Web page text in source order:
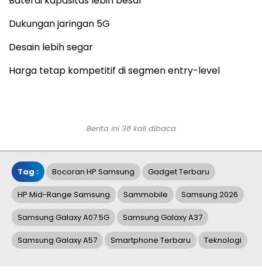
Dukungan jaringan 5G
Desain lebih segar
Harga tetap kompetitif di segmen entry-level
Berita ini 38 kali dibaca
Tag : Bocoran HP Samsung Gadget Terbaru
HP Mid-Range Samsung Sammobile Samsung 2026
Samsung Galaxy A07 5G Samsung Galaxy A37
Samsung Galaxy A57 Smartphone Terbaru Teknologi